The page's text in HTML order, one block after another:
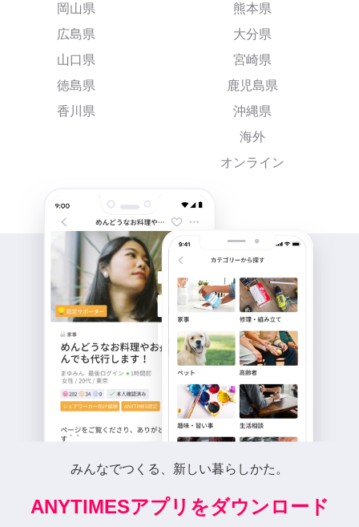
岡山県
広島県
山口県
徳島県
香川県
熊本県
大分県
宮崎県
鹿児島県
沖縄県
海外
オンライン
みんなでつくる、新しい暮らしかた。
ANYTIMESアプリをダウンロード